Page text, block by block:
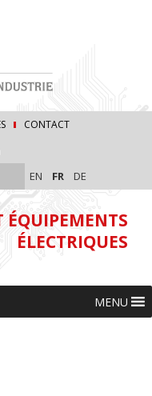
CONTACT
EN FR DE
ÉQUIPEMENTS
ÉLECTRIQUES
MENU